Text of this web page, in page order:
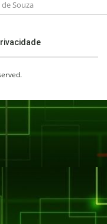
Souza